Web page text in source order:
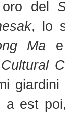
del
, lo
Ma
a est